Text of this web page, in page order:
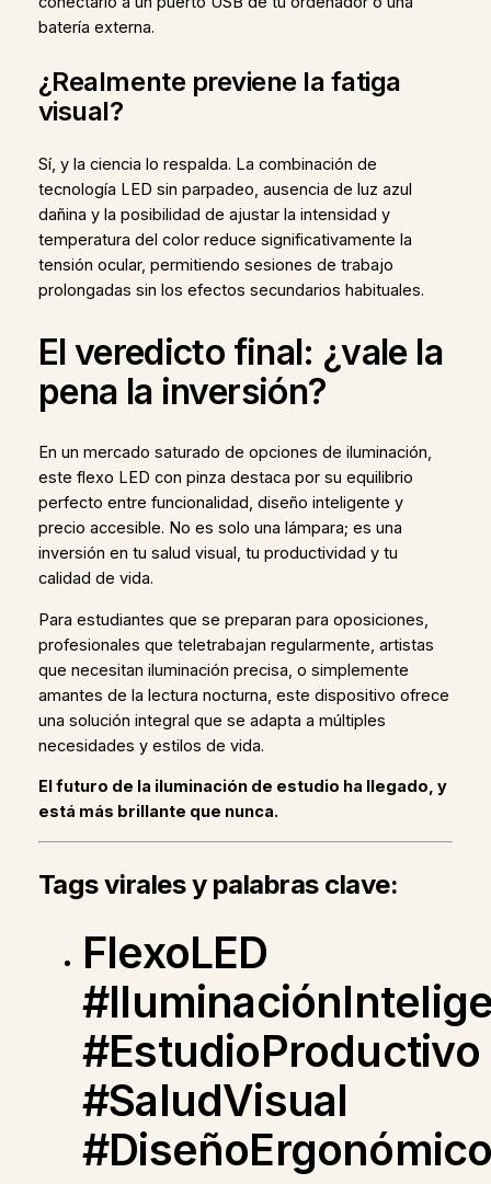
batería externa.
¿Realmente previene la fatiga
visual?
Sí, y la ciencia lo respalda. La combinación de
tecnología LED sin parpadeo, ausencia de luz azul
dañina y la posibilidad de ajustar la intensidad y
temperatura del color reduce significativamente la
tensión ocular, permitiendo sesiones de trabajo
prolongadas sin los efectos secundarios habituales.
El veredicto final: ¿vale la
pena la inversión?
En un mercado saturado de opciones de iluminación,
este flexo LED con pinza destaca por su equilibrio
perfecto entre funcionalidad, diseño inteligente y
precio accesible. No es solo una lámpara; es una
inversión en tu salud visual, tu productividad y tu
calidad de vida.
Para estudiantes que se preparan para oposiciones,
profesionales que teletrabajan regularmente, artistas
que necesitan iluminación precisa, o simplemente
amantes de la lectura nocturna, este dispositivo ofrece
una solución integral que se adapta a múltiples
necesidades y estilos de vida.
El futuro de la iluminación de estudio ha llegado, y
está más brillante que nunca.
Tags virales y palabras clave:
FlexoLED
#EstudioProductivo
#SaludVisual